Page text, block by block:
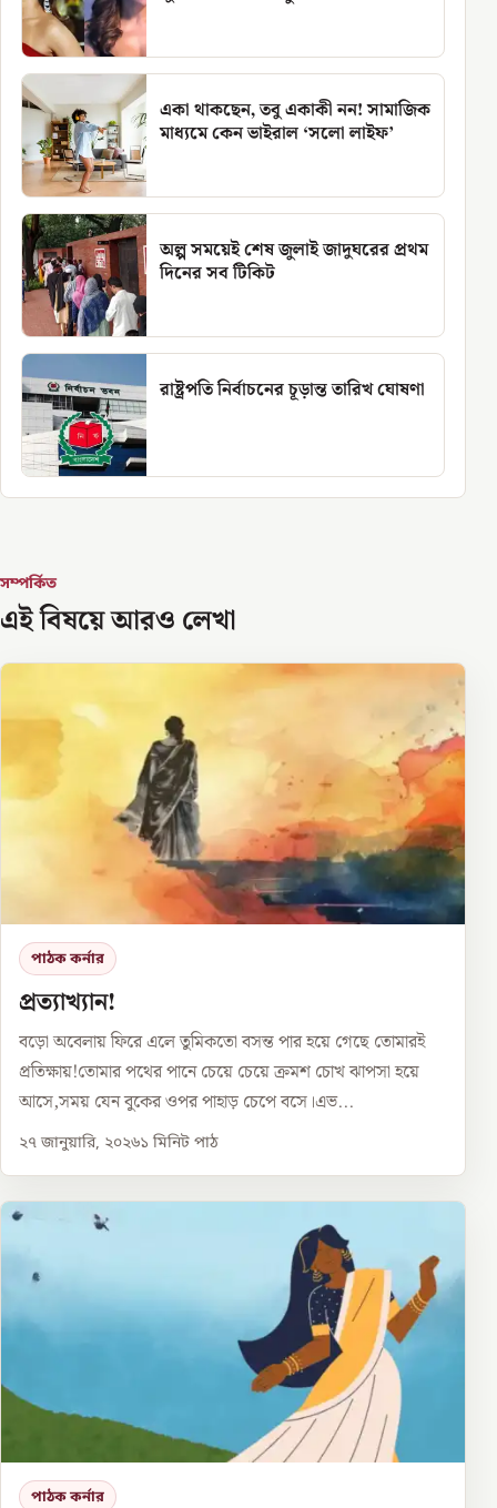
একা থাকছেন, তবু একাকী নন! সামাজিক
মাধ্যমে কেন ভাইরাল ‘সলো লাইফ’
অল্প সময়েই শেষ জুলাই জাদুঘরের প্রথম
দিনের সব টিকিট
রাষ্ট্রপতি নির্বাচনের চূড়ান্ত তারিখ ঘোষণা
সম্পর্কিত
এই বিষয়ে আরও লেখা
পাঠক কর্নার
প্রত্যাখ্যান!
বড়ো অবেলায় ফিরে এলে তুমিকতো বসন্ত পার হয়ে গেছে তোমারই
প্রতিক্ষায়!তোমার পথের পানে চেয়ে চেয়ে ক্রমশ চোখ ঝাপসা হয়ে
আসে,সময় যেন বুকের ওপর পাহাড় চেপে বসে।এভ...
২৭ জানুয়ারি, ২০২৬১ মিনিট পাঠ
পাঠক কর্নার